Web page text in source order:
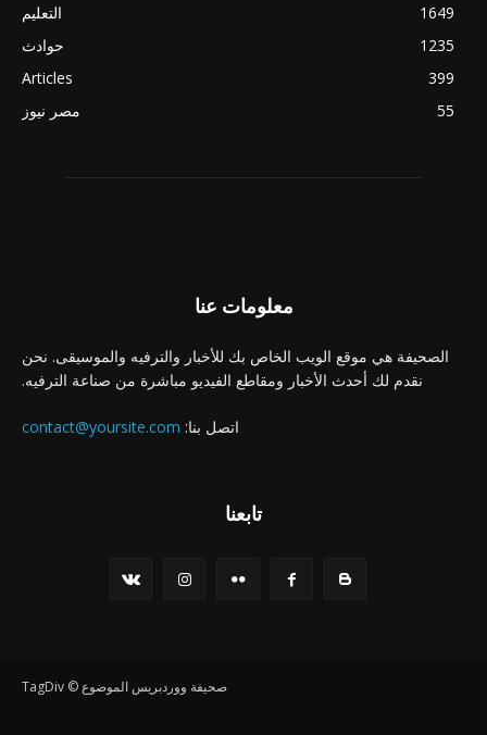
التعليم
1649
حوادث
1235
Articles
399
مصر نيوز
55
معلومات عنا
الصحيفة هي موقع الويب الخاص بك للأخبار والترفيه والموسيقى. نحن
نقدم لك أحدث الأخبار ومقاطع الفيديو مباشرة من صناعة الترفيه.
اتصل بنا: contact@yoursite.com
تابعنا
صحيفة ووردبريس الموضوع © TagDiv